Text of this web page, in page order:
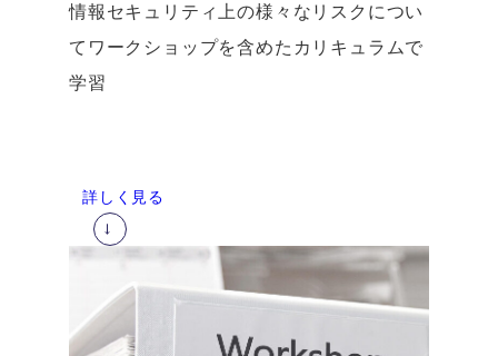
情報セキュリティ上の様々なリスクについ
て ワークショップを含めたカリキュラムで
学習
詳しく見る